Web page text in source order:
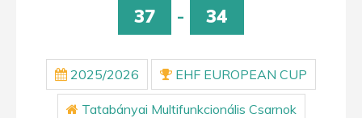
37 - 34
2025/2026 EHF EUROPEAN CUP
Tatabányai Multifunkcionális Csarnok